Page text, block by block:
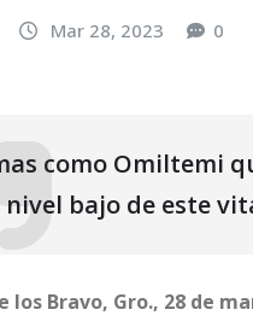
Mar 28, 2023 0
como Omiltemi
bajo de este
los Bravo, Gro., 28 de